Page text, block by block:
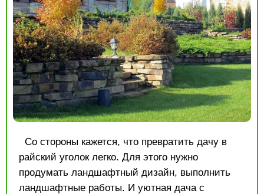
Со стороны кажется, что превратить дачу в
райский уголок легко. Для этого нужно
продумать ландшафтный дизайн, выполнить
ландшафтные работы. И уютная дача с